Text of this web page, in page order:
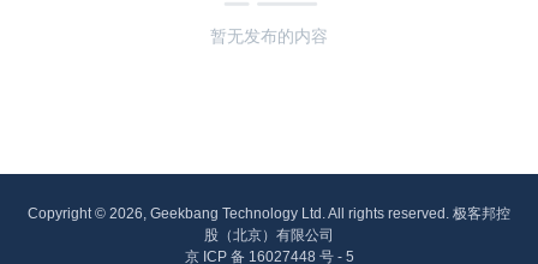
暂无发布的内容
Copyright © 2026, Geekbang Technology Ltd. All rights reserved. 极客邦控
股（北京）有限公司
京 ICP 备 16027448 号 - 5